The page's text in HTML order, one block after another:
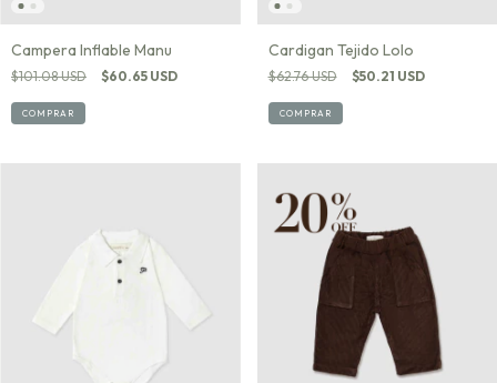
Campera Inflable Manu
$101.08 USD $60.65 USD
COMPRAR
Cardigan Tejido Lolo
$62.76 USD $50.21 USD
COMPRAR